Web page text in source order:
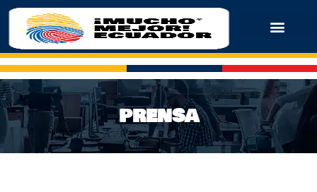
PRENSA